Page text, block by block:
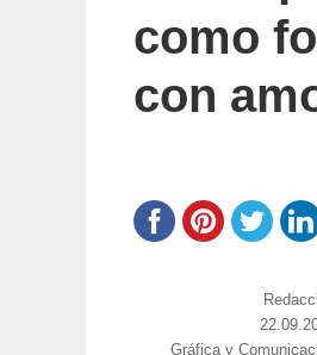
como
con
https://
el
Categorías
Gráfica y